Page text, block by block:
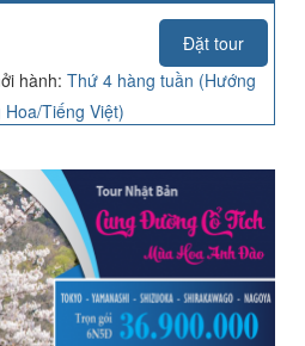
Đặt tour
hành: Thứ 4 hàng tuần (Hướng
Tiếng Việt)